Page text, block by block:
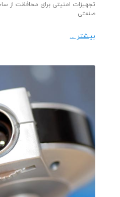
تجهیزات امنیتی برای محافظت از
صنعتی
بیشتر ...